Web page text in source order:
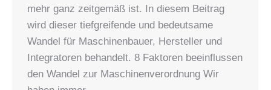
mehr ganz zeitgemäß ist. In diesem Beitrag
wird dieser tiefgreifende und bedeutsame
Wandel für Maschinenbauer, Hersteller und
Integratoren behandelt. 8 Faktoren beeinflussen
den Wandel zur Maschinenverordnung Wir